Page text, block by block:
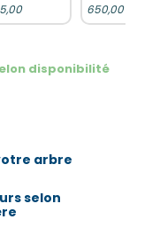
650,00
disponibilité
arbre
selon